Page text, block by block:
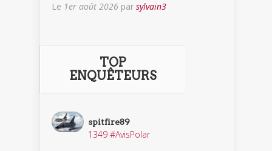
Le 1er août 2026 par sylvain3
TOP
ENQUÊTEURS
spitfire89
1349 #AvisPolar